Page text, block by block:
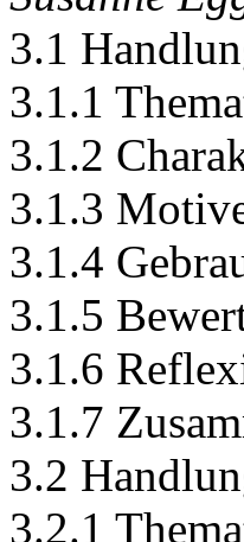
3.1
3.1.1
3.1.2
3.1.3
3.1.4
3.1.5
3.1.6
3.1.7
3.2
3.2.1